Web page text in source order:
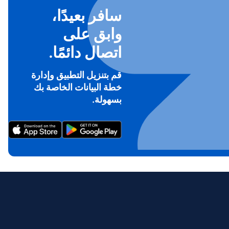
To
in
سافر بعيدًا،
وابق على
اتصال دائمًا.
قم بتنزيل التطبيق وإدارة
خطة البيانات الخاصة بك
بسهولة.